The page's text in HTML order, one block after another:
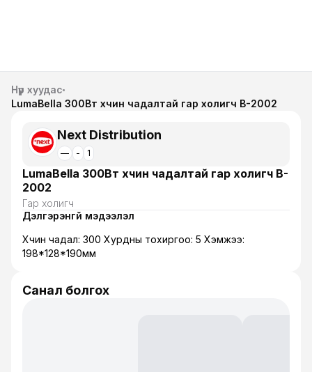
Нүүр хуудас
LumaBella 300Вт хүчин чадалтай гар холигч B-2002
Next Distribution
— - 1
LumaBella 300Вт хүчин чадалтай гар холигч B-
2002
Гар холигч
Дэлгэрэнгүй мэдээлэл
Хүчин чадал: 300 Хурдны тохиргоо: 5 Хэмжээ:
198*128*190мм
Санал болгох